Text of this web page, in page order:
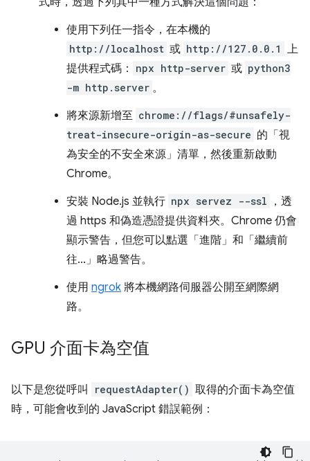
使用下列任一指令，在本機的
http://localhost 或 http://127.0.0.1 上
提供程式碼：
npx http-server 或 python3
-m http.server 。
將來源新增至 chrome://flags/#unsafely-
treat-insecure-origin-as-secure 的「視
為安全的不安全來源」清單，然後重新啟動
Chrome。
安裝 Node.js 並執行 npx servez --ssl
，透
過 https 和偽造憑證提供資料夾。Chrome 仍會
顯示警告，但您可以點選「進階」和「繼續前
往...」略過警告。
使用 ngrok 將本機網路伺服器公開至網際網
路。
GPU 介面卡為空值
以下是您從呼叫 requestAdapter() 取得的介面卡為空值
時，可能會收到的 JavaScript 錯誤範例：